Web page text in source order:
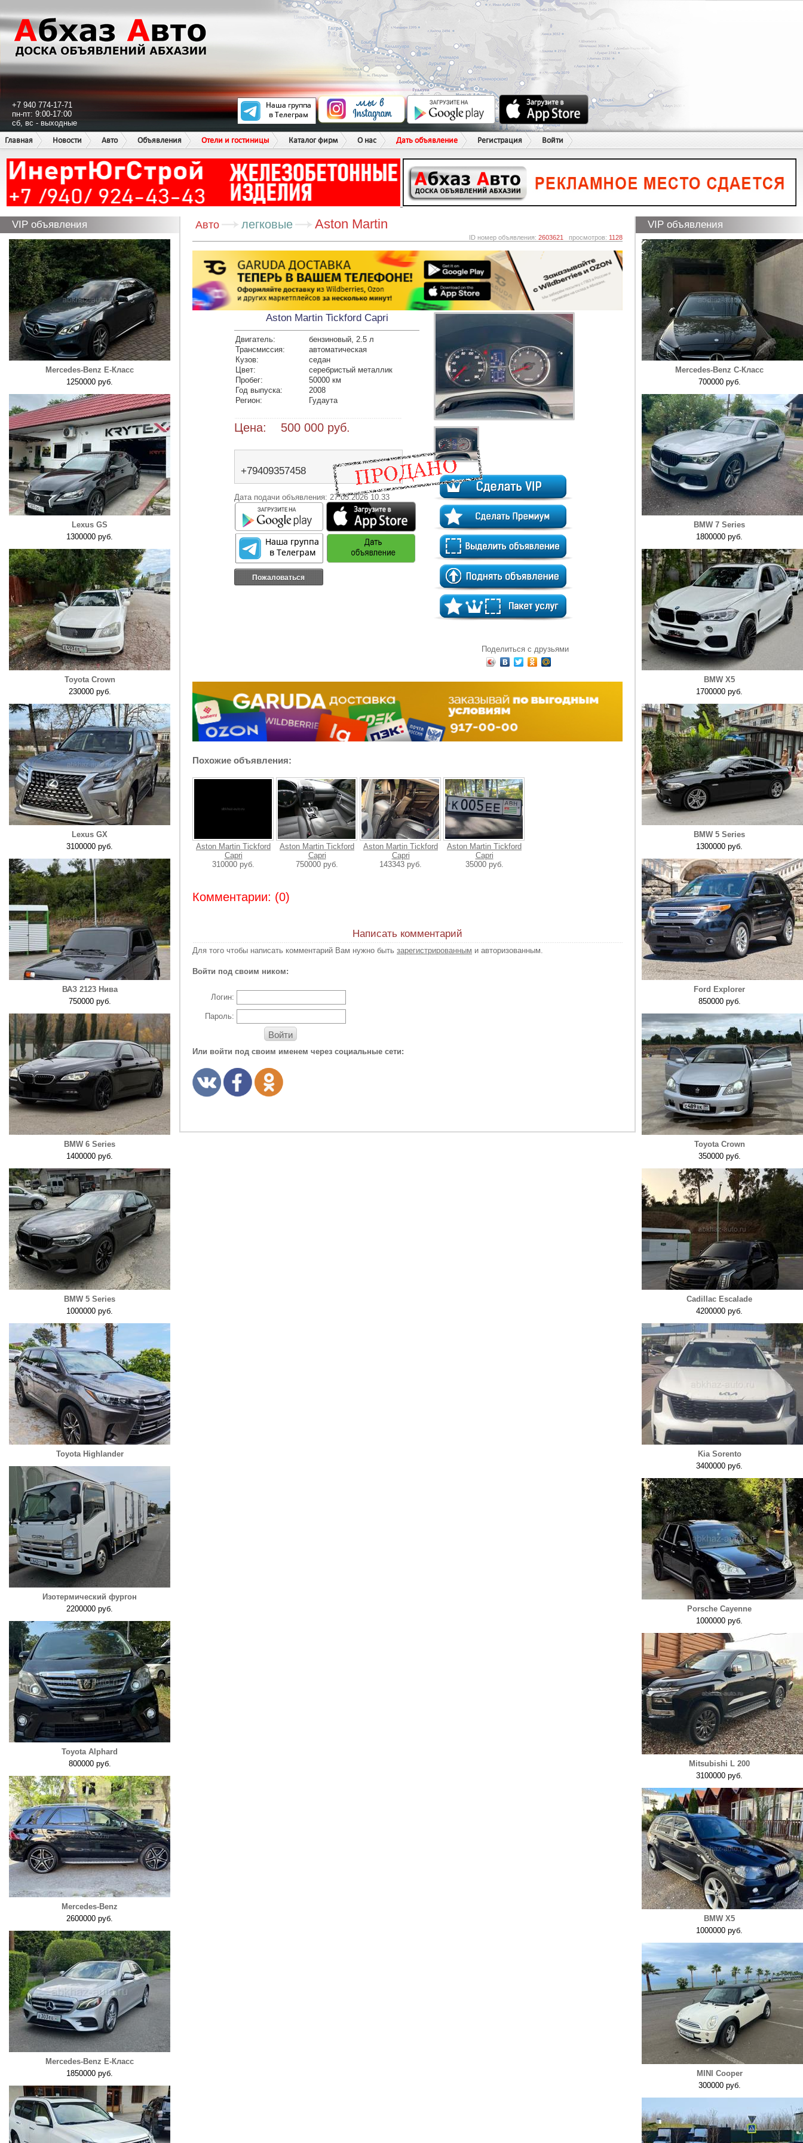
+7 940 774-17-71
пн-пт: 9:00-17:00
сб, вс - выходные
Главная
Новости Авто Объявления Отели и гостиницы Каталог фирм О нас Дать объявление Регистрация Войти
VIP объявления
Mercedes-Benz E-Класс
1250000 руб.
Lexus GS
1300000 руб.
Toyota Crown
230000 руб.
Lexus GX
3100000 руб.
ВАЗ 2123 Нива
750000 руб.
BMW 6 Series
1400000 руб.
BMW 5 Series
1000000 руб.
Toyota Highlander
Изотермический фургон
2200000 руб.
Toyota Alphard
800000 руб.
Mercedes-Benz
2600000 руб.
Mercedes-Benz E-Класс
1850000 руб.
Авто легковые Aston Martin
ID номер объявления: 2603621 просмотров: 1128
Aston Martin Tickford Capri
Двигатель:
бензиновый, 2.5 л
Трансмиссия:
автоматическая
Кузов:
седан
Цвет:
серебристый металлик
Пробег:
50000 км
Год выпуска:
2008
Регион:
Гудаута
Цена: 500 000 руб.
+79409357458
Дата подачи объявления: 27.05.2026 10.33
Пожаловаться
Поделиться с друзьями
Похожие объявления:
Aston Martin Tickford
Capri
310000 руб.
Aston Martin Tickford
Capri
750000 руб.
Aston Martin Tickford
Capri
143343 руб.
Aston Martin Tickford
Capri
35000 руб.
Комментарии: (0)
Написать комментарий
Для того чтобы написать комментарий Вам нужно быть зарегистрированным и авторизованным.
Войти под своим ником:
Логин:
Пароль:
Войти
Или войти под своим именем через социальные сети:
VIP объявления
Mercedes-Benz C-Класс
700000 руб.
BMW 7 Series
1800000 руб.
BMW X5
1700000 руб.
BMW 5 Series
1300000 руб.
Ford Explorer
850000 руб.
Toyota Crown
350000 руб.
Cadillac Escalade
4200000 руб.
Kia Sorento
3400000 руб.
Porsche Cayenne
1000000 руб.
Mitsubishi L 200
3100000 руб.
BMW X5
1000000 руб.
MINI Cooper
300000 руб.